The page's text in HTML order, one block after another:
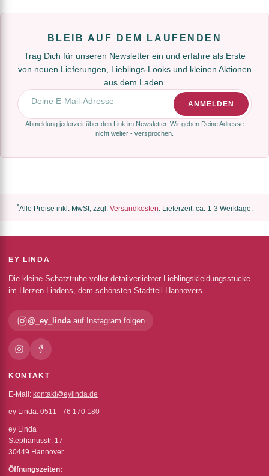
BLEIB AUF DEM LAUFENDEN
Trag Dich für unseren Newsletter ein und erfahre als Erste
von neuen Lieferungen, Lieblings-Looks und kleinen Aktionen
aus dem Laden.
E-Mail-Adresse
ANMELDEN
Abmeldung jederzeit über den Link im Newsletter. Wir geben Deine Adresse
nicht weiter - versprochen.
*Alle Preise inkl. MwSt, zzgl. Versandkosten. Lieferzeit: ca. 1-3 Werktage.
EY LINDA
Die kleine Schatztruhe voller detailverliebter Lieblingskleidungsstücke -
im Herzen Lindens, dem schönsten Stadtteil Hannovers.
@_ey_lindaauf Instagram folgen
KONTAKT
E-Mail: kontakt@eylinda.de
ey Linda: 0511 - 76 170 180
ey Linda
Stephanusstr. 17
30449 Hannover
Öffnungszeiten: